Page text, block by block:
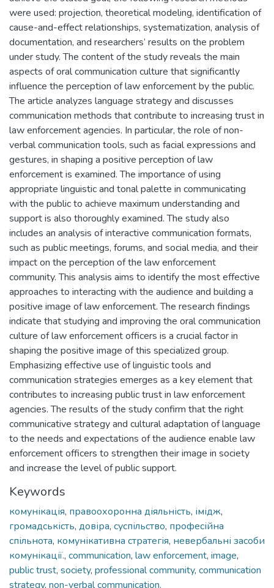
were used: projection, theoretical modeling, identification of
cause-and-effect relationships, systematization, analysis of
documentation, and researchers’ results on the problem
under study. The content of the study reveals the main
aspects of oral communication culture that significantly
influence the perception of law enforcement by the public.
The article analyzes language strategy and discusses
communication methods that contribute to increasing trust in
law enforcement agencies. In particular, the role of non-
verbal communication tools, such as facial expressions and
gestures, in shaping a positive perception of law
enforcement is examined. The importance of using
appropriate linguistic and tonal palette in communicating
with the public to achieve maximum understanding and
support is also thoroughly examined. The study also
includes an analysis of interactive communication formats,
such as public meetings, forums, and social media, and their
impact on the perception of the law enforcement
community. This analysis aims to identify the most effective
approaches to interacting with the audience and building a
positive image of law enforcement. The research findings
indicate that studying and improving the oral communication
culture of law enforcement officers is a crucial factor in
shaping the positive image of this specialized group.
Emphasizing effective use of linguistic tools and
communication strategies emerges as a key element that
contributes to increasing public trust in law enforcement
agencies. The results of the study confirm that the right
communicative strategy and cultural adaptation of language
to the needs and expectations of the audience enable law
enforcement officers to strengthen their image in society
and increase the level of public support.
Keywords
комунікація, правоохоронна діяльність, імідж,
громадськість, довіра, суспільство, професійна
спільнота, комунікативна стратегія, невербальні засоби
комунікації., communication, law enforcement, image,
public trust, society, professional community, communication
strategy, non-verbal communication.